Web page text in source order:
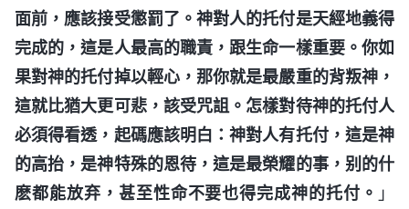
面前，應該接受懲罰了。神對人的托付是天經地義得
完成的，這是人最高的職責，跟生命一樣重要。你如
果對神的托付掉以輕心，那你就是最嚴重的背叛神，
這就比猶大更可悲，該受咒詛。怎樣對待神的托付人
必須得看透，起碼應該明白：神對人有托付，這是神
的高抬，是神特殊的恩待，這是最榮耀的事，别的什
麽都能放弃，甚至性命不要也得完成神的托付。 」